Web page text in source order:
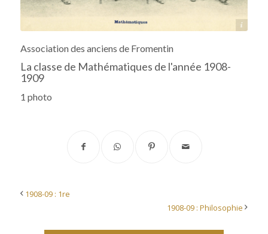
Source : collège-lycée Fromentin
Association des anciens de Fromentin
La classe de Mathématiques de l'année 1908-
1909
1 photo
1908-09 : 1re
1908-09 : Philosophie